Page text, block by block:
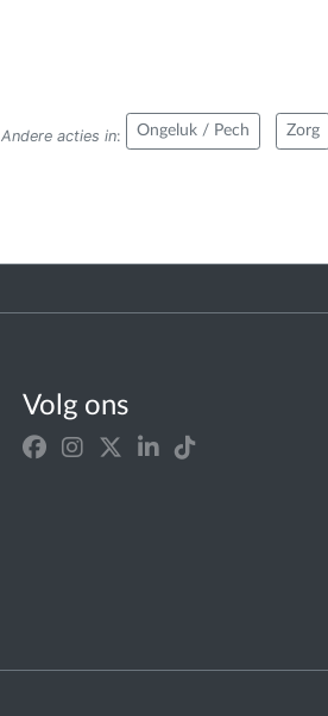
Andere acties in: Ongeluk / Pech Zorg
Volg ons